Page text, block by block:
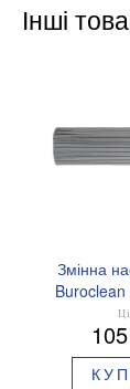
Інші
Змінна
роликової
105